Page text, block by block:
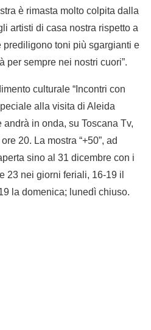
è rimasta molto colpita dalla
artisti di casa nostra rispetto a
toni più sgargianti e
per sempre nei nostri cuori”.
culturale “Incontri con
alla visita di Aleida
in onda, su Toscana Tv,
20. La mostra “+50”, ad
sino al 31 dicembre con i
23 nei giorni feriali, 16-19 il
la domenica; lunedì chiuso.